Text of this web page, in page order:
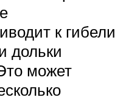
к гибели
дольки
может